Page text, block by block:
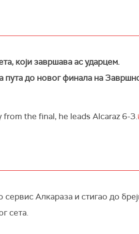
који завршава ас ударцем.
пута до новог финала на
from the final, he leads Alcaraz 6-3.
Алкараза и стигао до
сета.